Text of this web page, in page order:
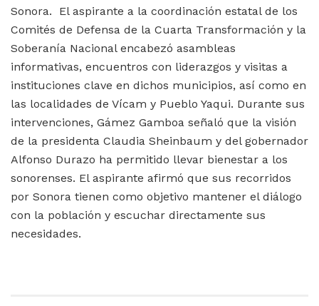
Sonora. El aspirante a la coordinación estatal de los
Comités de Defensa de la Cuarta Transformación y la
Soberanía Nacional encabezó asambleas
informativas, encuentros con liderazgos y visitas a
instituciones clave en dichos municipios, así como en
las localidades de Vícam y Pueblo Yaqui. Durante sus
intervenciones, Gámez Gamboa señaló que la visión
de la presidenta Claudia Sheinbaum y del gobernador
Alfonso Durazo ha permitido llevar bienestar a los
sonorenses. El aspirante afirmó que sus recorridos
por Sonora tienen como objetivo mantener el diálogo
con la población y escuchar directamente sus
necesidades.